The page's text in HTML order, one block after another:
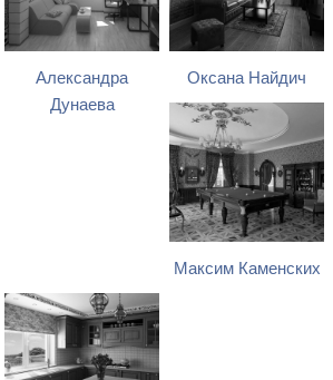
Александра
Дунаева
Оксана Найдич
Максим Каменских